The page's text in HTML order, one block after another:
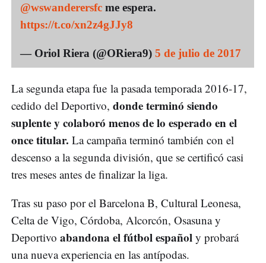
@wswanderersfc me espera.
https://t.co/xn2z4gJJy8
— Oriol Riera (@ORiera9) 5 de julio de 2017
La segunda etapa fue la pasada temporada 2016-17,
cedido del Deportivo, donde terminó siendo
suplente y colaboró menos de lo esperado en el
once titular. La campaña terminó también con el
descenso a la segunda división, que se certificó casi
tres meses antes de finalizar la liga.
Tras su paso por el Barcelona B, Cultural Leonesa,
Celta de Vigo, Córdoba, Alcorcón, Osasuna y
Deportivo abandona el fútbol español y probará
una nueva experiencia en las antípodas.